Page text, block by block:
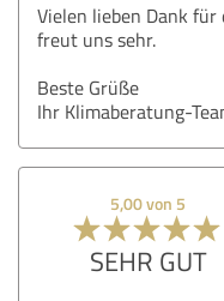
Vielen lieben Dank
freut uns sehr.
Beste Grüße
Ihr Klimaberatung-
5,00 von 5
SEHR GUT